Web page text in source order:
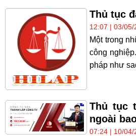
Thủ tục
12:07 | 03/05/
Một trong
công
pháp như
Thủ tục
ngoài
07:24 | 10/04/